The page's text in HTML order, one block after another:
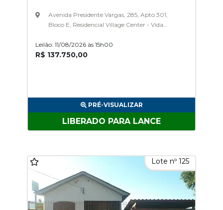
Avenida Presidente Vargas, 285, Apto 301,
Bloco E, Residencial Village Center - Vida
Leilão: 11/08/2026 às 15h00
R$ 137.750,00
PRÉ-VISUALIZAR
LIBERADO PARA LANCE
Lote nº 125